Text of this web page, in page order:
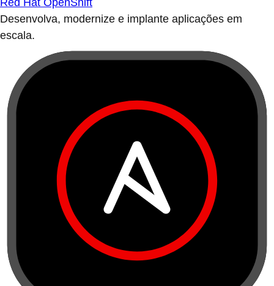
Red Hat OpenShift
Desenvolva, modernize e implante aplicações em
escala.